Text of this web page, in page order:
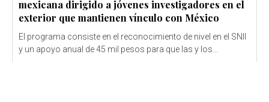
mexicana dirigido a jóvenes investigadores en el
exterior que mantienen vínculo con México
El programa consiste en el reconocimiento de nivel en el SNII
y un apoyo anual de 45 mil pesos para que las y los...